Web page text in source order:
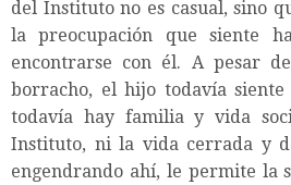
del Instituto no es casual, sino
la preocupación que siente
encontrarse con él. A pesar
borracho, el hijo todavía
todavía hay familia y vida
Instituto, ni la vida cerrada y
engendrando ahí, le permite la